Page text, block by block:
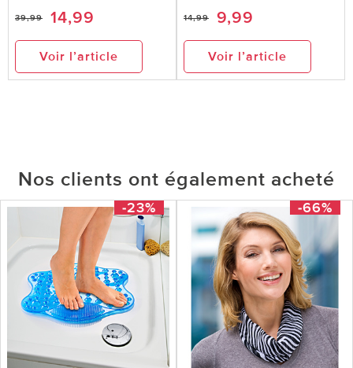
39,99 14,99
Voir l’article
14,99 9,99
Voir l’article
Nos clients ont également acheté
-23% -66%